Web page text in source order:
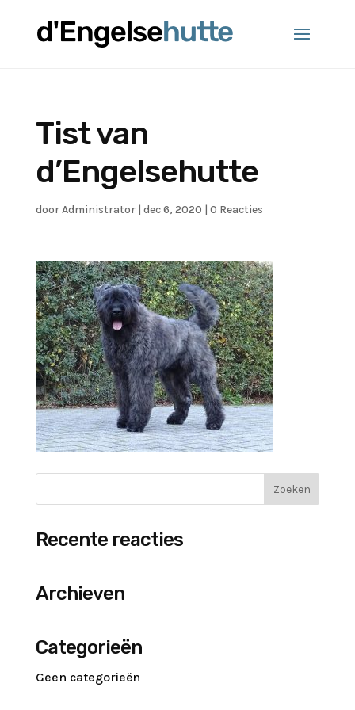
Tist van
d’Engelsehutte
doorAdministrator| dec 6, 2020 | 0 Reacties
Recente reacties
Archieven
Categorieën
Geen categorieën